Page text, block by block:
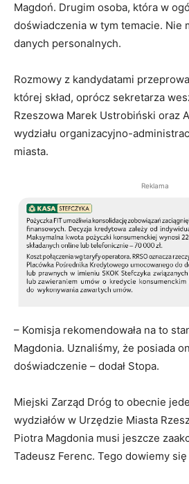
Magdoń. Drugim osoba, która w
doświadczenia w tym temacie. Nie
danych personalnych.
Rozmowy z kandydatami
której skład, oprócz sekretarza
Rzeszowa Marek Ustrobiński oraz
wydziału organizacyjno-
miasta.
Reklama
– Komisja rekomendowała na to
Magdonia. Uznaliśmy, że posiada
doświadczenie – dodał Stopa.
Miejski Zarząd Dróg to obecnie
wydziałów w Urzędzie Miasta
Piotra Magdonia musi jeszcze
Tadeusz Ferenc. Tego dowiemy